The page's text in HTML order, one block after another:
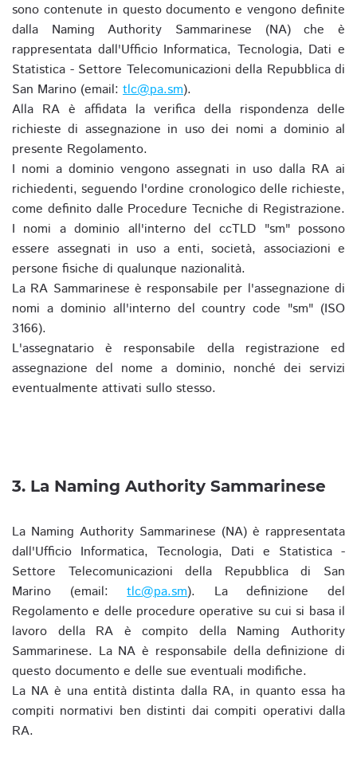
sono contenute in questo documento e vengono definite
dalla Naming Authority Sammarinese (NA) che è
rappresentata dall'Ufficio Informatica, Tecnologia, Dati e
Statistica - Settore Telecomunicazioni della Repubblica di
San Marino (email: tlc@pa.sm).
Alla RA è affidata la verifica della rispondenza delle
richieste di assegnazione in uso dei nomi a dominio al
presente Regolamento.
I nomi a dominio vengono assegnati in uso dalla RA ai
richiedenti, seguendo l'ordine cronologico delle richieste,
come definito dalle Procedure Tecniche di Registrazione.
I nomi a dominio all'interno del ccTLD "sm" possono
essere assegnati in uso a enti, società, associazioni e
persone fisiche di qualunque nazionalità.
La RA Sammarinese è responsabile per l'assegnazione di
nomi a dominio all'interno del country code "sm" (ISO
3166).
L'assegnatario è responsabile della registrazione ed
assegnazione del nome a dominio, nonché dei servizi
eventualmente attivati sullo stesso.
3. La Naming Authority Sammarinese
La Naming Authority Sammarinese (NA) è rappresentata
dall'Ufficio Informatica, Tecnologia, Dati e Statistica -
Settore Telecomunicazioni della Repubblica di San
Marino (email:tlc@pa.sm). La definizione del
Regolamento e delle procedure operative su cui si basa il
lavoro della RA è compito della Naming Authority
Sammarinese. La NA è responsabile della definizione di
questo documento e delle sue eventuali modifiche.
La NA è una entità distinta dalla RA, in quanto essa ha
compiti normativi ben distinti dai compiti operativi dalla
RA.